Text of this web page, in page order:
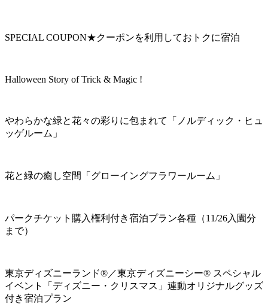
SPECIAL COUPON★クーポンを利用しておトクに宿泊
Halloween Story of Trick & Magic !
やわらかな緑と花々の彩りに包まれて「ノルディック・ヒュ
ッゲルーム」
花と緑の癒し空間「グローイングフラワールーム」
パークチケット購入権利付き宿泊プラン各種（11/26入園分
まで）
東京ディズニーランド®／東京ディズニーシー® スペシャル
イベント「ディズニー・クリスマス」連動オリジナルグッズ
付き宿泊プラン